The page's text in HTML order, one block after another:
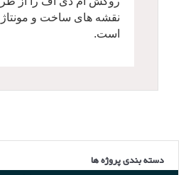
نقشه های ساخت و مونتاژ
است.
دسته بندی پروژه ها